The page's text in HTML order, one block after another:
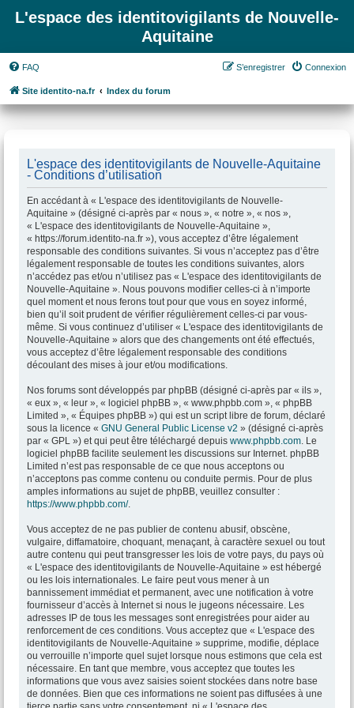
L'espace des identitovigilants de Nouvelle-
Aquitaine
FAQ Connexion
S’enregistrer
Site identito-na.fr Index du forum
L'espace des identitovigilants de Nouvelle-Aquitaine
- Conditions d’utilisation
En accédant à « L'espace des identitovigilants de Nouvelle-
Aquitaine » (désigné ci-après par « nous », « notre », « nos »,
« L'espace des identitovigilants de Nouvelle-Aquitaine »,
« https://forum.identito-na.fr »), vous acceptez d’être légalement
responsable des conditions suivantes. Si vous n’acceptez pas d’être
légalement responsable de toutes les conditions suivantes, alors
n’accédez pas et/ou n’utilisez pas « L'espace des identitovigilants de
Nouvelle-Aquitaine ». Nous pouvons modifier celles-ci à n’importe
quel moment et nous ferons tout pour que vous en soyez informé,
bien qu’il soit prudent de vérifier régulièrement celles-ci par vous-
même. Si vous continuez d’utiliser « L'espace des identitovigilants de
Nouvelle-Aquitaine » alors que des changements ont été effectués,
vous acceptez d’être légalement responsable des conditions
découlant des mises à jour et/ou modifications.
Nos forums sont développés par phpBB (désigné ci-après par « ils »,
« eux », « leur », « logiciel phpBB », « www.phpbb.com », « phpBB
Limited », « Équipes phpBB ») qui est un script libre de forum, déclaré
sous la licence « GNU General Public License v2 » (désigné ci-après
par « GPL ») et qui peut être téléchargé depuis www.phpbb.com. Le
logiciel phpBB facilite seulement les discussions sur Internet. phpBB
Limited n’est pas responsable de ce que nous acceptons ou
n’acceptons pas comme contenu ou conduite permis. Pour de plus
amples informations au sujet de phpBB, veuillez consulter :
https://www.phpbb.com/.
Vous acceptez de ne pas publier de contenu abusif, obscène,
vulgaire, diffamatoire, choquant, menaçant, à caractère sexuel ou tout
autre contenu qui peut transgresser les lois de votre pays, du pays où
« L'espace des identitovigilants de Nouvelle-Aquitaine » est hébergé
ou les lois internationales. Le faire peut vous mener à un
bannissement immédiat et permanent, avec une notification à votre
fournisseur d’accès à Internet si nous le jugeons nécessaire. Les
adresses IP de tous les messages sont enregistrées pour aider au
renforcement de ces conditions. Vous acceptez que « L'espace des
identitovigilants de Nouvelle-Aquitaine » supprime, modifie, déplace
ou verrouille n’importe quel sujet lorsque nous estimons que cela est
nécessaire. En tant que membre, vous acceptez que toutes les
informations que vous avez saisies soient stockées dans notre base
de données. Bien que ces informations ne soient pas diffusées à une